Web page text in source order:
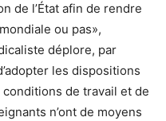
de l’État afin de rendre
ou pas»,
déplore, par
les dispositions
de travail et de
n’ont de moyens